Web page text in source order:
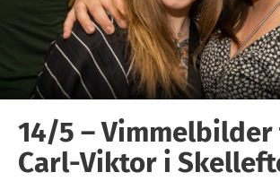
14/5 – Vimmelbilder
Carl-Viktor i